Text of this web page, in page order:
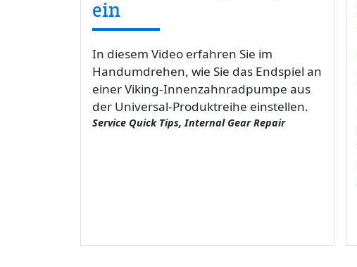
ein
In diesem Video erfahren Sie im
Handumdrehen, wie Sie das Endspiel an
einer Viking-Innenzahnradpumpe aus
der Universal-Produktreihe einstellen.
Service Quick Tips, Internal Gear Repair